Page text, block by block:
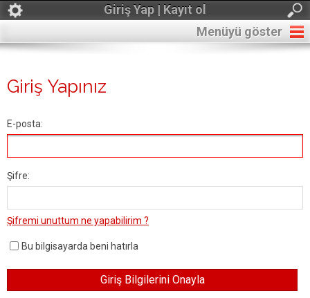
Giriş Yap | Kayıt ol
Menüyü göster
Giriş Yapınız
E-posta:
Şifre:
Şifremi unuttum ne yapabilirim ?
Bu bilgisayarda beni hatırla